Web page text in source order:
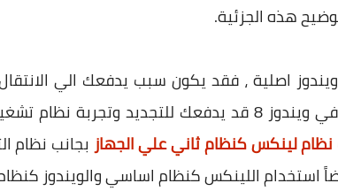
هذه الجزئية.
اصلية ، فقد يكون سبب يدفعك الي
التقليدي للويندوز والذي ربما تغير نوعاً ما في ويندوز 8 قد
نظام لينكس كنظام ثاني علي الجهاز بجانب نظام
استخدام اللينكس كنظام اساسي والويندوز